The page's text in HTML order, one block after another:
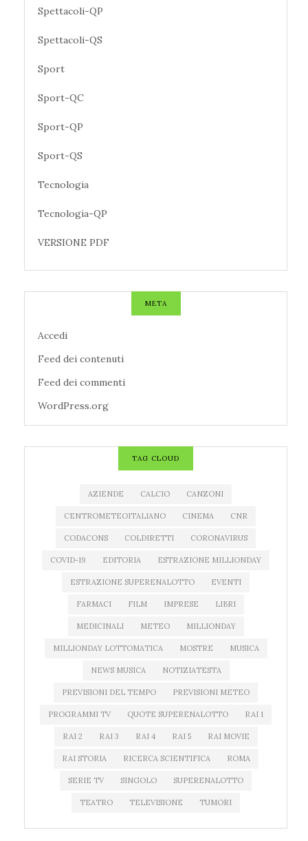
Spettacoli-QP
Spettacoli-QS
Sport
Sport-QC
Sport-QP
Sport-QS
Tecnologia
Tecnologia-QP
VERSIONE PDF
META
Accedi
Feed dei contenuti
Feed dei commenti
WordPress.org
TAG CLOUD
AZIENDE CALCIO CANZONI
CENTROMETEOITALIANO CINEMA CNR
CODACONS COLDIRETTI CORONAVIRUS
COVID-19 EDITORIA ESTRAZIONE MILLIONDAY
ESTRAZIONE SUPERENALOTTO EVENTI
FARMACI FILM IMPRESE LIBRI
MEDICINALI METEO MILLIONDAY
MILLIONDAY LOTTOMATICA MOSTRE MUSICA
NEWS MUSICA NOTIZIATESTA
PREVISIONI DEL TEMPO PREVISIONI METEO
PROGRAMMI TV QUOTE SUPERENALOTTO RAI 1
RAI 2 RAI 3 RAI 4 RAI 5 RAI MOVIE
RAI STORIA RICERCA SCIENTIFICA ROMA
SERIE TV SINGOLO SUPERENALOTTO
TEATRO TELEVISIONE TUMORI